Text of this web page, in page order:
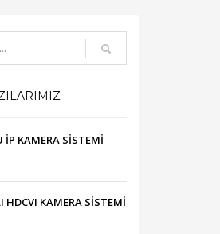
İP KAMERA SİSTEMİ
HDCVI KAMERA SİSTEMİ